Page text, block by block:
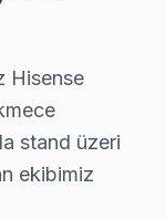
Ortamı
Protokolü
menüsü: TV
U8K Mini
Tablosu:
Hisense
stand üzeri
ekibimiz